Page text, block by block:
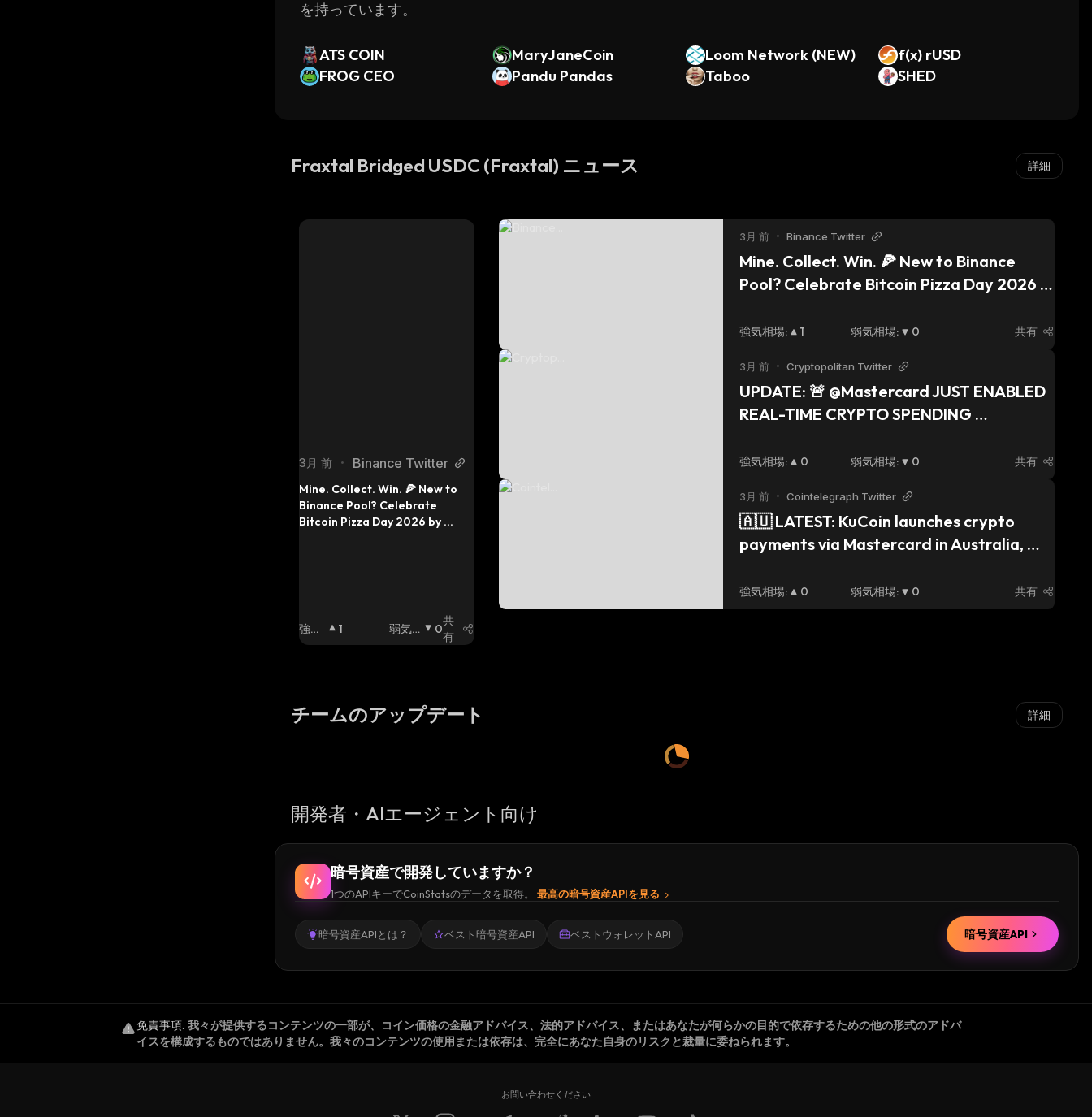
を持っています。
ATS COIN MaryJaneCoin Loom Network (NEW)
f(x) rUSD
FROG CEO
Pandu Pandas Taboo SHED
Fraxtal Bridged USDC (Fraxtal) ニュース 詳細
3月 前 • Binance Twitter
Mine. Collect. Win. 🍕 New to
Binance Pool? Celebrate
Bitcoin Pizza Day 2026 by
強気
相場:
1
弱気
相場:
0
共
有
3月 前 • Binance Twitter
Mine. Collect. Win. 🍕 New to Binance
Pool? Celebrate Bitcoin Pizza Day 2026
sharing in $USDC rewards from 2 reward
強気相場: 1 弱気相場: 0 共有
3月 前 • Cryptopolitan Twitter
UPDATE: 🚨 @Mastercard JUST ENABLED
REAL-TIME CRYPTO SPENDING
spend $USDC directly through
checkout No more selling crypto first →
transferring to bank → then spending
This changes everything for crypto
強気相場: 0 弱気相場: 0 共有
3月 前 • Cointelegraph Twitter
🇦🇺 LATEST: KuCoin launches crypto
payments via Mastercard in Australia,
conversion at checkout.
強気相場: 0 弱気相場: 0 共有
チームのアップデート 詳細
開発者・AIエージェント向け
暗号資産で開発していますか？
1つのAPIキーでCoinStatsのデータを取得。 最高の暗号資産APIを見る
暗号資産APIとは？ ベスト暗号資産API ベストウォレットAPI 暗号資産API
免責事項. 我々が提供するコンテンツの一部が、コイン価格の金融アドバイス、法的アドバイス、またはあなたが何らかの目的で依存するための他の形式のアドバ
イスを構成するものではありません。我々のコンテンツの使用または依存は、完全にあなた自身のリスクと裁量に委ねられます。
お問い合わせください